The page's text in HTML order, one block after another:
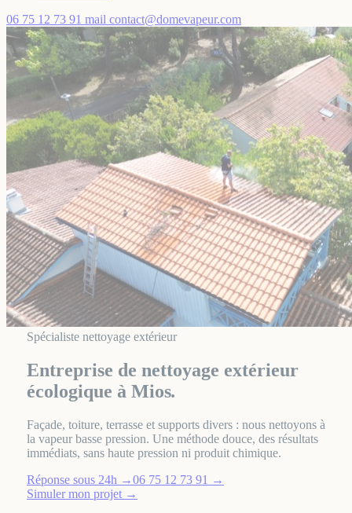
06 75 12 73 91 mail contact@domevapeur.com
Spécialiste nettoyage extérieur
Entreprise de nettoyage extérieur
écologique à Mios.
Façade, toiture, terrasse et supports divers : nous nettoyons à
la vapeur basse pression. Une méthode douce, des résultats
immédiats, sans haute pression ni produit chimique.
Réponse sous 24h →06 75 12 73 91 →
Simuler mon projet →